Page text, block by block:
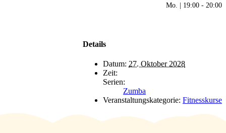
Mo. | 19:00 - 20:00
Details
Datum: 27. Oktober 2028
Zeit:
Serien:
Zumba
Veranstaltungskategorie: Fitnesskurse